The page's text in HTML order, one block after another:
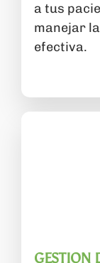
a tus
manejar
efectiva.
GESTION